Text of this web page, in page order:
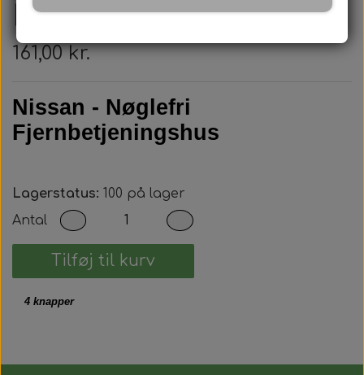
Nissan - Nøglehus
161,00 kr.
Nissan - Nøglefri
Fjernbetjeningshus
Lagerstatus: 100 på lager
Antal
Tilføj til kurv
4 knapper